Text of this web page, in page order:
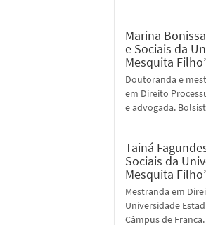
Marina
e Sociais da
Mesquita
Doutoranda e
em Direito
e advogada.
Tainá
Sociais da
Mesquita
Mestranda em
Universidade
Câmpus de